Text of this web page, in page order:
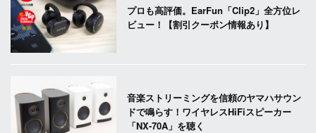
プロも高評価。EarFun「Clip2」全方位レ
ビュー！【割引クーポン情報あり】
音楽ストリーミングを信頼のヤマハサウン
ドで鳴らす！ワイヤレスHiFiスピーカー
「NX-70A」を聴く